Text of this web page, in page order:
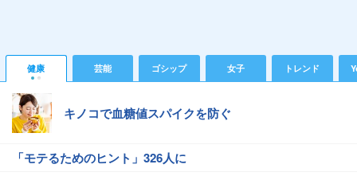
健康 芸能 ゴシップ 女子 トレンド
キノコで血糖値スパイクを防ぐ
「モテるためのヒント」326人に